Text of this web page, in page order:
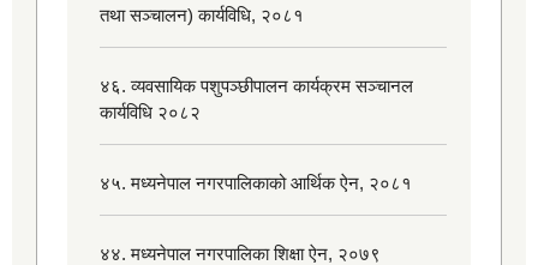
तथा सञ्चालन) कार्यविधि, २०८१
४६. व्यवसायिक पशुपञ्छीपालन कार्यक्रम सञ्चानल
कार्यविधि २०८२
४५. मध्यनेपाल नगरपालिकाको आर्थिक ऐन, २०८१
४४. मध्यनेपाल नगरपालिका शिक्षा ऐन, २०७९